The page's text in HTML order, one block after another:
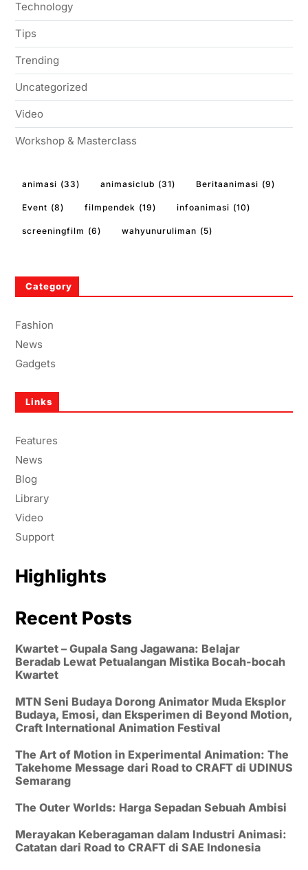
Technology
Tips
Trending
Uncategorized
Video
Workshop & Masterclass
animasi (33) animasiclub (31) Beritaanimasi (9)
Event (8) filmpendek (19) infoanimasi (10)
screeningfilm (6) wahyunuruliman (5)
Category
Fashion
News
Gadgets
Links
Features
News
Blog
Library
Video
Support
Highlights
Recent Posts
Kwartet – Gupala Sang Jagawana: Belajar
Beradab Lewat Petualangan Mistika Bocah-bocah
Kwartet
MTN Seni Budaya Dorong Animator Muda Eksplor
Budaya, Emosi, dan Eksperimen di Beyond Motion,
Craft International Animation Festival
The Art of Motion in Experimental Animation: The
Takehome Message dari Road to CRAFT di UDINUS
Semarang
The Outer Worlds: Harga Sepadan Sebuah Ambisi
Merayakan Keberagaman dalam Industri Animasi:
Catatan dari Road to CRAFT di SAE Indonesia